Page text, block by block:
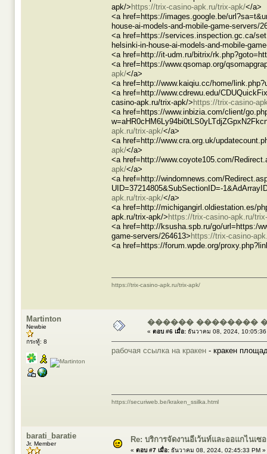
apk/> https://trix-casino-apk.ru/trix-apk/</a>
<a href=https://images.google.be/
house-ai-models-and-mobile-game-servers/
<a href=https://services.inspection.gc.ca/
helsinki-in-house-ai-models-and-mobile-
<a href=http://it-udm.ru/bitrix/
<a href=https://www.qsomap.org/
apk/</a>
<a href=http://www.kaiqiu.cc/home/
<a href=http://www.cdrewu.edu/
casino-apk.ru/trix-apk/> https://trix-casino-
<a href=https://www.inbizia.com/client/
apk.ru/trix-apk/</a>
<a href=http://www.cra.org.uk/
apk/</a>
<a href=http://www.coyote105.com/
apk/</a>
<a href=http://windomnews.com/
UID=37214805&SubSectionID=-
apk.ru/trix-apk/</a>
<a href=http://michigangirl.oldiestation.es/
apk.ru/trix-apk/> https://trix-casino-apk.ru/
<a href=http://ksusha.spb.ru/go/url=https:/
game-servers/264613> https://trix-casino-
<a href=https://forum.wpde.org/
https://trix-casino-apk.ru/trix-apk/
Martinton
Newbie
กระทู้: 8
������ ��������
« ตอบ #6 เมื่อ: ธันวาคม 08, 2024, 10:05:36
рабочая ссылка на кракен - кракен
https://securiweb.be/kraken_ssilka.html
barati_baratie
Jr. Member Re: บริการจัดงานอีเว้นท์และออแกไนเ
« ตอบ #7 เมื่อ: ธันวาคม 08, 2024, 02:45:33 PM »